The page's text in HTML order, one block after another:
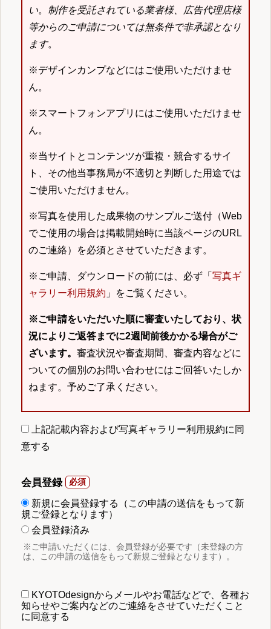
い。 制作を受託されている業者様、広告代理店様
等からのご申請については無条件で非承認となり
ます。
※デザインカンプなどにはご使用いただけませ
ん。
※スマートフォンアプリにはご使用いただけませ
ん。
※当サイトとコンテンツが重複・競合するサイ
ト、その他当事務局が不適切と判断した用途では
ご使用いただけません。
※写真を使用した成果物のサンプルご送付（Web
でご使用の場合は掲載開始時に当該ページのURL
のご連絡）を必須とさせていただきます。
※ご申請、ダウンロードの前には、必ず「 写真ギ
ャラリー利用規約 」をご覧ください。
※ご申請をいただいた順に審査いたしており、状
況によりご返答までに2週間前後かかる場合がご
ざいます。 審査状況や審査期間、審査内容などに
ついての個別のお問い合わせにはご回答いたしか
ねます。予めご了承ください。
上記記載内容および写真ギャラリー利用規約に同
意する
会員登録
新規に会員登録する（この申請の送信をもって新
規ご登録となります）
会員登録済み
※ご申請いただくには、会員登録が必要です（未登録の方
は、この申請の送信をもって新規ご登録となります）。
KYOTOdesignからメールやお電話などで、各種お
知らせやご案内などのご連絡をさせていただくこと
に同意する